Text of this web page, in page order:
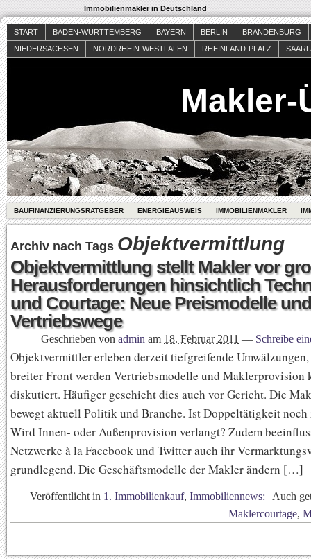
Immobilienmakler in Deutschland
START BADEN-WÜRTTEMBERG BAYERN BERLIN
BRANDENBURG
NIEDERSACHSEN
NORDRHEIN-WESTFALEN RHEINLAND-PFALZ
Makler-
BAUFINANZIERUNGSRATGEBER ENERGIEAUSWEIS IMMOBILIENMAKLER
Archiv nach Tags Objektvermittlung
Objektvermittlung stellt Makler vor
Herausforderungen hinsichtlich
und Courtage: Neue Preismodelle und
Vertriebswege
Geschrieben von admin am 18. Februar 2011 — Schreibe
Objektvermittler erleben derzeit tiefgreifende
breiter Front werden Vertriebsmodelle und Maklerprovision
diskutiert. Häufiger geschieht dies auch vor Gericht. Die
bewegt aktuell Politik und Branche. Ist Doppeltätigkeit noch
Wird Innen- oder Außenprovision verlangt? Zudem
Netzwerke à la Facebook und Twitter auch ihr
grundlegend. Die Geschäftsmodelle der Makler ändern […]
Veröffentlicht in 1. Immobilienkauf, Immobiliennews: | Auch
Maklercourtage,